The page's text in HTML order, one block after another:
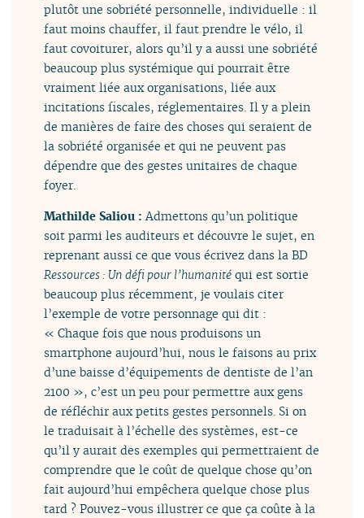
plutôt une sobriété personnelle, individuelle : il
faut moins chauffer, il faut prendre le vélo, il
faut covoiturer, alors qu’il y a aussi une sobriété
beaucoup plus systémique qui pourrait être
vraiment liée aux organisations, liée aux
incitations fiscales, réglementaires. Il y a plein
de manières de faire des choses qui seraient de
la sobriété organisée et qui ne peuvent pas
dépendre que des gestes unitaires de chaque
foyer.
Mathilde Saliou :Admettons qu’un politique
soit parmi les auditeurs et découvre le sujet, en
reprenant aussi ce que vous écrivez dans la BD
Ressources : Un défi pour l’humanité qui est sortie
beaucoup plus récemment, je voulais citer
l’exemple de votre personnage qui dit :
« Chaque fois que nous produisons un
smartphone aujourd’hui, nous le faisons au prix
d’une baisse d’équipements de dentiste de l’an
2100 », c’est un peu pour permettre aux gens
de réfléchir aux petits gestes personnels. Si on
le traduisait à l’échelle des systèmes, est-ce
qu’il y aurait des exemples qui permettraient de
comprendre que le coût de quelque chose qu’on
fait aujourd’hui empêchera quelque chose plus
tard ? Pouvez-vous illustrer ce que ça coûte à la